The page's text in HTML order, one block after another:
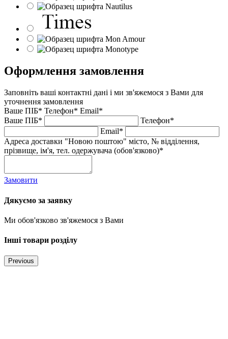
Оформлення замовлення
Заповніть ваші контактні дані і ми зв'яжемося з Вами для
уточнення замовлення
Ваше ПІБ* Телефон* Email*
Ваше ПІБ*
Телефон*
Email*
Адреса доставки "Новою поштою" місто, № відділення,
прізвище, ім'я, тел. одержувача (обов'язково)*
Замовити
Дякуємо за заявку
Ми обов'язково зв'яжемося з Вами
Інші товари розділу
Previous